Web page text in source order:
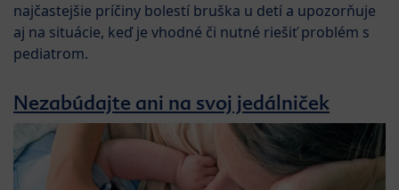
najčastejšie príčiny bolestí bruška u detí a upozorňuje
aj na situácie, keď je vhodné či nutné riešiť problém s
pediatrom.
Nezabúdajte ani na svoj jedálniček